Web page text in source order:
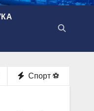
Спорт ⚽️